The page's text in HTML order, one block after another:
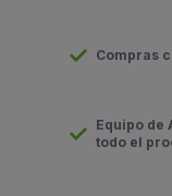
Compras
Equipo de
todo el